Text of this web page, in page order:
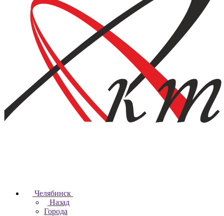
Челябинск
Назад
Города